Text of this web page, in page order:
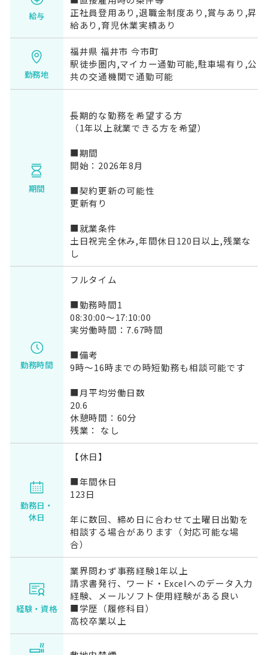
給与
正社員登用あり,退職金制度あり,賞与あり,昇
給あり,育児休業実績あり
勤務地
福井県 福井市 今市町
駅徒歩圏内,マイカー通勤可能,駐車場有り,公
共の交通機関で通勤可能
期間
長期的な勤務を希望する方
（1年以上就業できる方を希望）
■期間
開始：2026年8月
■契約更新の可能性
更新有り
■就業条件
土日祝完全休み,年間休日120日以上,残業な
し
勤務時間
フルタイム
■勤務時間1
08:30:00～17:10:00
実労働時間：7.67時間
■備考
9時～16時までの時短勤務も相談可能です
■月平均労働日数
20.6
休憩時間：60分
残業： なし
勤務日・
休日
【休日】
■年間休日
123日
年に数回、締め日に合わせて土曜日出勤を
相談する場合があります（対応可能な場
合）
経験・資格
業界問わず事務経験1年以上
請求書発行、ワード・Excelへのデータ入力
経験、メールソフト使用経験がある良い
■学歴（履修科目）
高校卒業以上